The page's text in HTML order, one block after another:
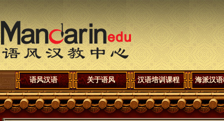
语风汉语 关于语风 汉语培训课程 海派汉